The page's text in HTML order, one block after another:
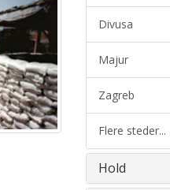
Divusa
Majur
Zagreb
Flere steder...
Hold